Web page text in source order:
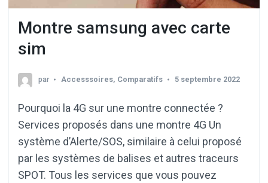
Montre samsung avec carte
sim
par Accesssoires, Comparatifs 5 septembre 2022
Pourquoi la 4G sur une montre connectée ?
Services proposés dans une montre 4G Un
système d’Alerte/SOS, similaire à celui proposé
par les systèmes de balises et autres traceurs
SPOT. Tous les services que vous pouvez